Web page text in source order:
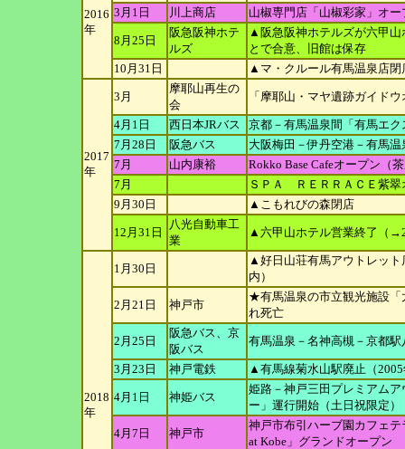
2016
年
3月1日 川上商店 山椒専門店「山椒彩家」オー
8月25日
阪急阪神ホテ
ルズ
▲阪急阪神ホテルズが六甲山
とで合意、旧館は保存
10月31日
▲マ・クルール有馬温泉店閉
2017
年
3月
摩耶山再生の
会
「摩耶山・マヤ遺跡ガイド
4月1日 西日本JRバス
京都－有馬温泉間「有馬エ
7月28日
阪急バス
大阪梅田－伊丹空港－有馬
7月
山内康裕
Rokko Base Cafeオープン（
7月
ＳＰＡ ＲＥＲＲＡＣＥ紫翠
9月30日
▲こもれびの森閉店
12月31日
八光自動車工
業
▲六甲山ホテル営業終了（
2018
年
1月30日
▲好日山荘有馬アウトレット
内）
2月21日 神戸市
★有馬温泉の市立観光施設「
れ死亡
2月25日
阪急バス、京
阪バス
有馬温泉－名神高槻－京都
3月23日 神戸電鉄 ▲有馬線菊水山駅廃止（
4月1日 神姫バス
姫路－神戸三田プレミアム
ー」運行開始（土日祝限定）
4月7日 神戸市
神戸市布引ハーブ園カフェ
at Kobe」グランドオープン